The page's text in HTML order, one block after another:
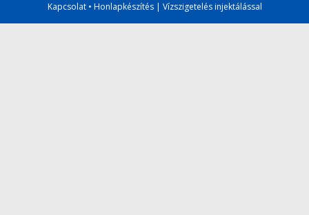
Kapcsolat• Honlapkészítés| Vízszigetelés injektálással